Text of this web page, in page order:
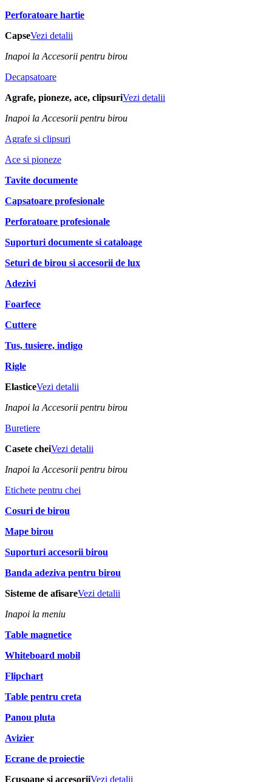
Perforatoare hartie
CapseVezi detalii
Inapoi la Accesorii pentru birou
Decapsatoare
Agrafe, pioneze, ace, clipsuriVezi detalii
Inapoi la Accesorii pentru birou
Agrafe si clipsuri
Ace si pioneze
Tavite documente
Capsatoare profesionale
Perforatoare profesionale
Suporturi documente si cataloage
Seturi de birou si accesorii de lux
Adezivi
Foarfece
Cuttere
Tus, tusiere, indigo
Rigle
ElasticeVezi detalii
Inapoi la Accesorii pentru birou
Buretiere
Casete cheiVezi detalii
Inapoi la Accesorii pentru birou
Etichete pentru chei
Cosuri de birou
Mape birou
Suporturi accesorii birou
Banda adeziva pentru birou
Sisteme de afisareVezi detalii
Inapoi la meniu
Table magnetice
Whiteboard mobil
Flipchart
Table pentru creta
Panou pluta
Avizier
Ecrane de proiectie
Ecusoane si accesoriiVezi detalii